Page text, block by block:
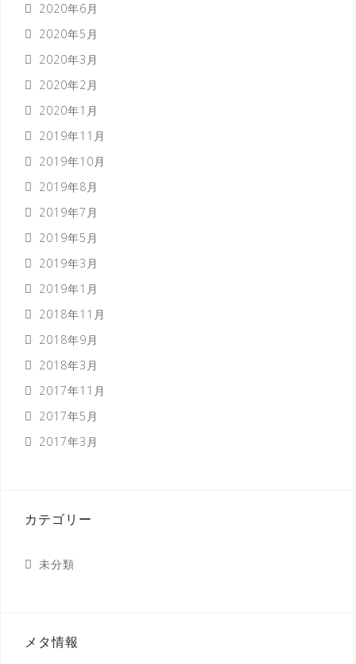
2020年6月
2020年5月
2020年3月
2020年2月
2020年1月
2019年11月
2019年10月
2019年8月
2019年7月
2019年5月
2019年3月
2019年1月
2018年11月
2018年9月
2018年3月
2017年11月
2017年5月
2017年3月
カテゴリー
未分類
メタ情報